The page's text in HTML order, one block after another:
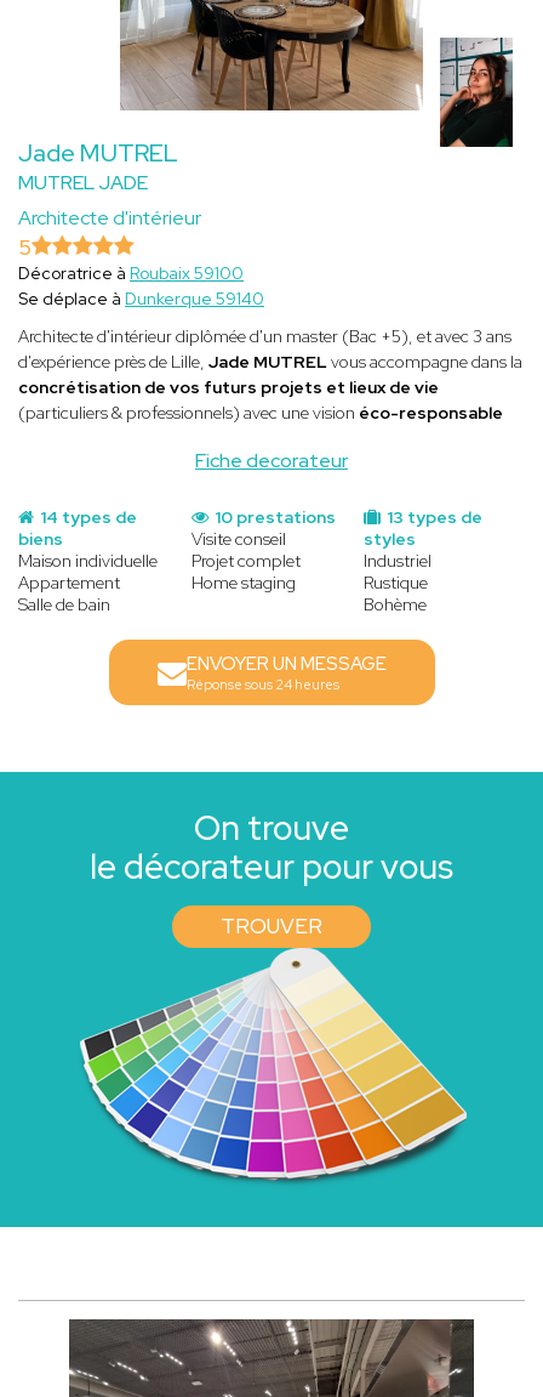
Jade MUTREL
MUTREL JADE
Architecte d'intérieur
Fiche decorateur
5
Décoratrice à Roubaix 59100
Se déplace à Dunkerque 59140
Architecte d'intérieur diplômée d'un master (Bac +5), et avec 3 ans
d'expérience près de Lille, Jade MUTREL vous accompagne dans la
concrétisation de vos futurs projets et lieux de vie
(particuliers & professionnels) avec une vision éco-responsable
14 types de
biens
Maison individuelle
Appartement
Salle de bain
13 types de
styles
Industriel
Rustique
Bohème
10 prestations
Visite conseil
Projet complet
Home staging
ENVOYER UN MESSAGE
Réponse sous 24 heures
On trouve
le décorateur pour vous
TROUVER